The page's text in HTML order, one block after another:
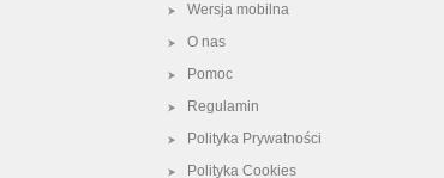
Wersja mobilna
O nas
Pomoc
Regulamin
Polityka Prywatności
Polityka Cookies